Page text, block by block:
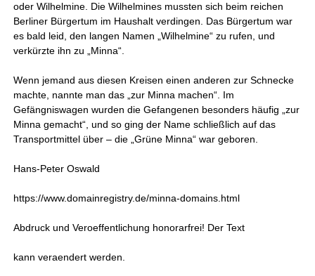
oder Wilhelmine. Die Wilhelmines mussten sich beim reichen
Berliner Bürgertum im Haushalt verdingen. Das Bürgertum war
es bald leid, den langen Namen „Wilhelmine“ zu rufen, und
verkürzte ihn zu „Minna“.
Wenn jemand aus diesen Kreisen einen anderen zur Schnecke
machte, nannte man das „zur Minna machen“. Im
Gefängniswagen wurden die Gefangenen besonders häufig „zur
Minna gemacht“, und so ging der Name schließlich auf das
Transportmittel über – die „Grüne Minna“ war geboren.
Hans-Peter Oswald
https://www.domainregistry.de/minna-domains.html
Abdruck und Veroeffentlichung honorarfrei! Der Text
kann veraendert werden.